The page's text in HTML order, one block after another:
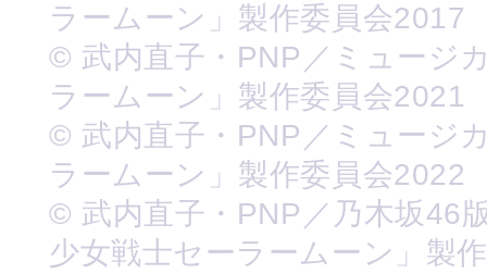
ラームーン」製作委員会2017
© 武内直子・PNP／ミュージ
ラームーン」製作委員会2021
© 武内直子・PNP／ミュージ
ラームーン」製作委員会2022
© 武内直子・PNP／乃木坂46
少女戦士セーラームーン」製